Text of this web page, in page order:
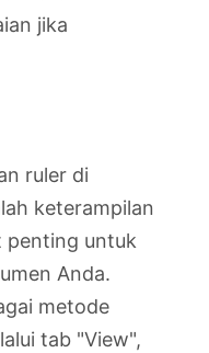
jika
ruler di
keterampilan
penting untuk
Anda.
metode
tab "View",